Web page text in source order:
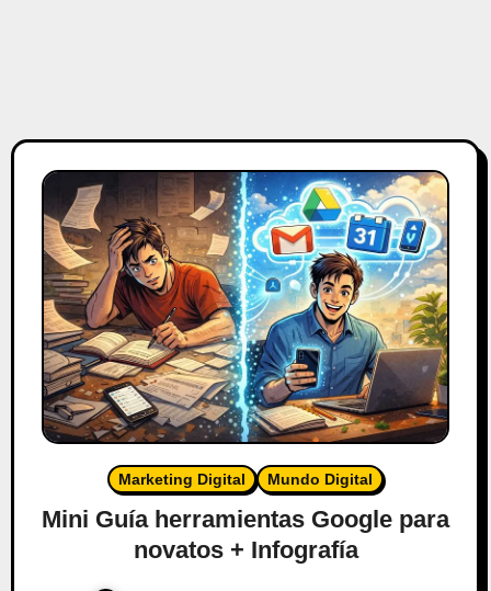
Marketing Digital Mundo Digital
Mini Guía herramientas Google para
novatos + Infografía